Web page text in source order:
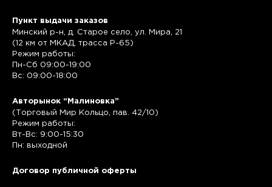
Пункт выдачи заказов
Минский р-н, д. Старое село, ул. Мира, 21
(12 км от МКАД, трасса P-65)
Режим работы:
Пн-Сб 09:00-19:00
Вс: 09:00-18:00
Авторынок “Малиновка”
(Торговый Мир Кольцо, пав. 42/10)
Режим работы:
Вт-Вс: 9:00-15:30
Пн: выходной
Договор публичной оферты